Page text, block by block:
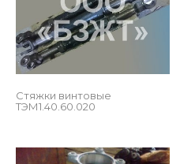
Стяжки винтовые
ТЭМ1.40.60.020